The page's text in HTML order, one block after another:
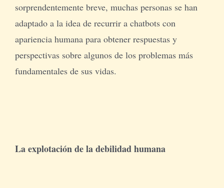
sorprendentemente breve, muchas personas se han
adaptado a la idea de recurrir a chatbots con
apariencia humana para obtener respuestas y
perspectivas sobre algunos de los problemas más
fundamentales de sus vidas.
La explotación de la debilidad humana